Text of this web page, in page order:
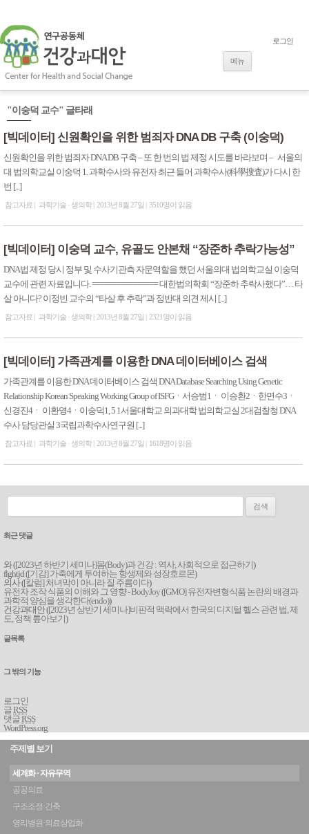
메뉴
로그인
"이숭덕 교수" 글타래
[빅데이터] 신원확인을 위한 범죄자 DNA DB 구축 (이숭덕)
신원확인을 위한 범죄자 DNA DB 구축 – 또 한 번의 법 제정 시도를 바라보며 – 서울의
대 법의학교실 이숭덕 1. 과학수사와 유전자 최근 들어 과학수사(科學搜査)가 다시 한
번 [...]
참고자료 과학기술 · 생의학 2013년 8월 27일 3510명이 읽음
[빅데이터] 이숭덕 교수, 유골도 안본채 “장준하 추락가능성”
DNA법 제정 당시 정부 및 수사기관측 자문역할을 했던 서울의대 법의학교실 이숭덕
교수에 관련 자료입니다. ================ 대한법의학회 “장준하 추락사했다”… 타
살 아니다? 이정빈 교수의 “타살 후 추락”과 정반대 의견 제시 [...]
참고자료 과학기술 · 생의학 2013년 8월 27일 2321명이 읽음
[빅데이터] 가족관계를 이용한 DNA 데이터베이스 검색
가족관계를 이용한 DNA 데이터베이스 검색 DNA Database Searching Using Genetic
Relationship Korean Speaking Working Group of ISFGㆍ서승범1ㆍ 이승환2ㆍ한면수3ㆍ
신경진4ㆍ 이환영4ㆍ이숭덕1, 5 1서울대학교 의과대학 법의학교실 2대검찰청 DNA
수사 담당관실 3국립과학수사연구원 [...]
참고자료 과학기술 · 생의학 2013년 8월 27일 1618명이 읽음
최근 댓글
와 ([2023년 하반기 세미나]몸(Body)과 건강 : 역사, 사회적으로 접근하기 )
flghtjd ([기감] 가축에게 투여하는 항생제와 성장호르몬)
의사 ([칼럼] 처녀막이 아니라 질 주름이다)
유전자 조작 식품의 이해와 그 영향 - BodyJoy([GMO] 유전자변형식품 논란의 배경과
과학적 양심을 생각한다(endo))
건강과대안 ([2023년 상반기 세미나]비판적 맥락에서 한국의 디지털 헬스 관련 법, 제
도, 정책 톺아보기 )
글목록
그 밖의 기능
로그인
글RSS
댓글RSS
WordPress.org
주제별 보기
세계화 · 자유무역
공공의료
구조조정·긴축
영리병원·의료상업화